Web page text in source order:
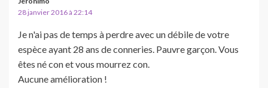
28 janvier 2016 à 22:14
Je n'ai pas de temps à perdre avec un débile de votre
espèce ayant 28 ans de conneries. Pauvre garçon. Vous
êtes né con et vous mourrez con.
Aucune amélioration !